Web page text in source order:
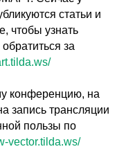
статьи и
чтобы узнать
за
конференцию, на
запись трансляции
пользы по
vector.tilda.ws/